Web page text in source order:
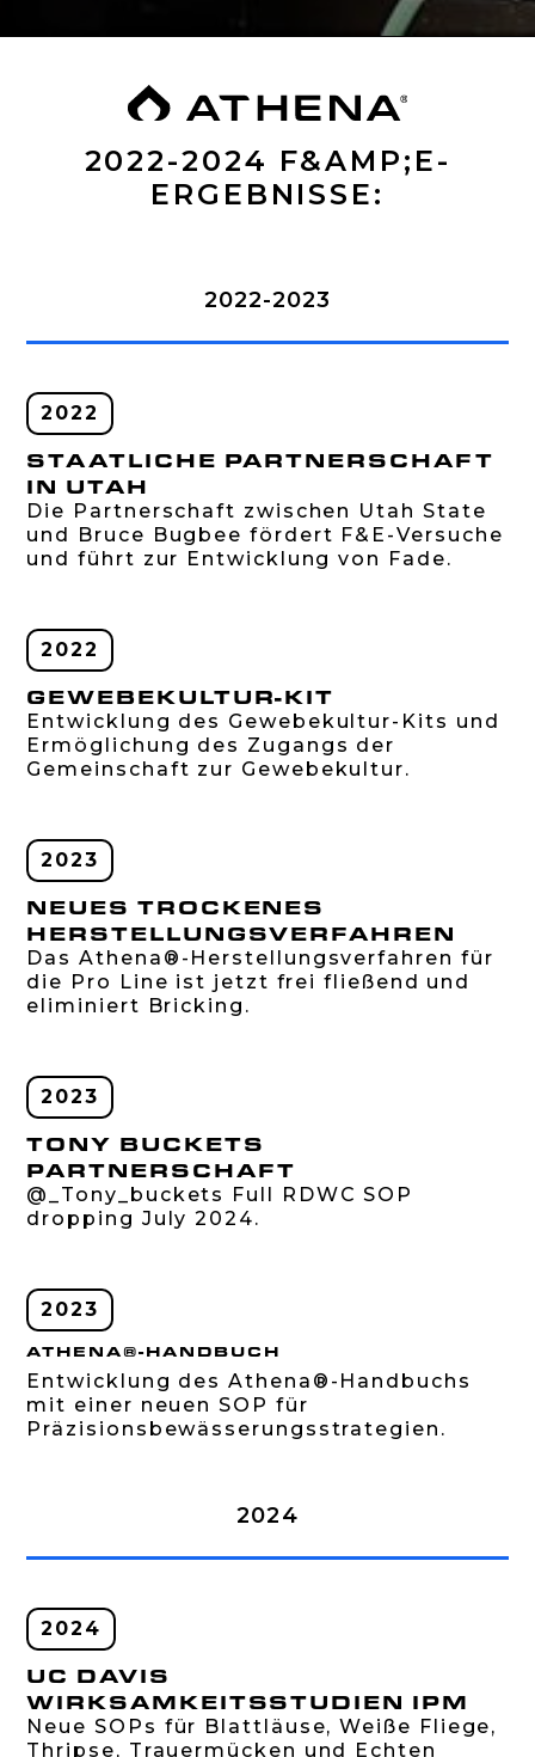
2022-2024 F&AMP;E-
ERGEBNISSE:
2022-2023
2022
STAATLICHE PARTNERSCHAFT
IN UTAH
Die Partnerschaft zwischen Utah State
und Bruce Bugbee fördert F&E-Versuche
und führt zur Entwicklung von Fade.
2022
GEWEBEKULTUR-KIT
Entwicklung des Gewebekultur-Kits und
Ermöglichung des Zugangs der
Gemeinschaft zur Gewebekultur.
2023
NEUES TROCKENES
HERSTELLUNGSVERFAHREN
Das Athena®-Herstellungsverfahren für
die Pro Line ist jetzt frei fließend und
eliminiert Bricking.
2023
TONY BUCKETS
PARTNERSCHAFT
@_Tony_buckets Full RDWC SOP
dropping July 2024.
2023
ATHENA®-HANDBUCH
Entwicklung des Athena®-Handbuchs
mit einer neuen SOP für
Präzisionsbewässerungsstrategien.
2024
2024
UC DAVIS
WIRKSAMKEITSSTUDIEN IPM
Neue SOPs für Blattläuse, Weiße Fliege,
Thripse, Trauermücken und Echten